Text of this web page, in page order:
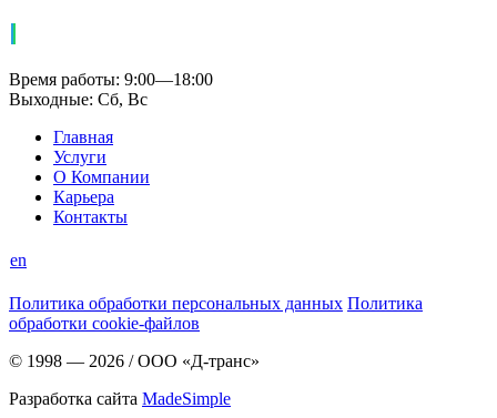
Время работы: 9:00—18:00
Выходные: Сб, Вс
Главная
Услуги
О Компании
Карьера
Контакты
en
Политика обработки персональных данных Политика
обработки cookie-файлов
© 1998 — 2026 /ООО «Д-транс»
Разработка сайта MadeSimple